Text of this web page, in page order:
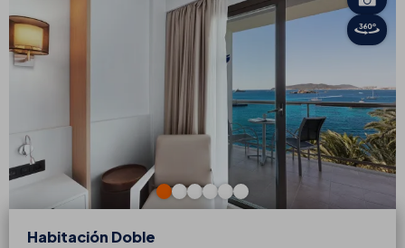
Habitación Doble